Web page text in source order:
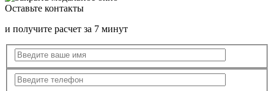
Оставьте контакты
и получите расчет за 7 минут